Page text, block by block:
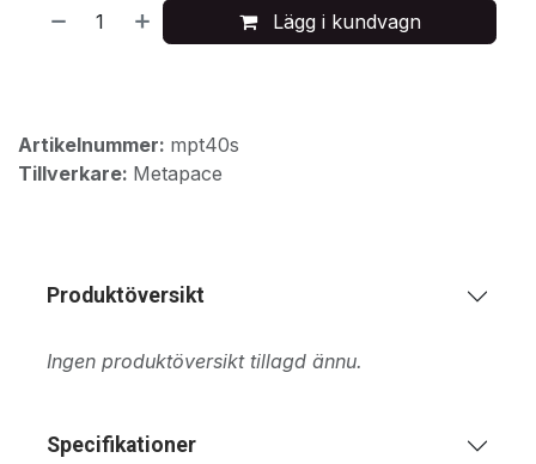
Lägg i kundvagn
Artikelnummer: mpt40s
Tillverkare: Metapace
Produktöversikt
Ingen produktöversikt tillagd ännu.
Specifikationer